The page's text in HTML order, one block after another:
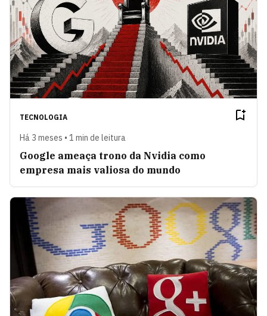
TECNOLOGIA
Há 3 meses • 1 min de leitura
Google ameaça trono da Nvidia como
empresa mais valiosa do mundo